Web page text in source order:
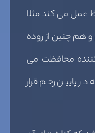
عمل می کند مثلا
و هم چنین از روده
کننده محافظت می
پایین رحم قرار